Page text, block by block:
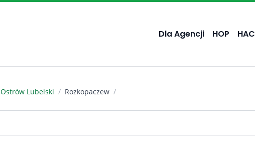
Dla Agencji HOP HAC
Ostrów Lubelski / Rozkopaczew /